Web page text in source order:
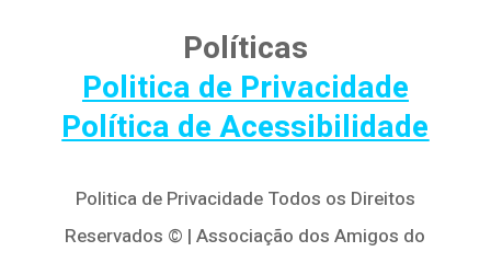
Políticas
Politica de Privacidade
Política de Acessibilidade
Politica de Privacidade Todos os Direitos
Reservados © | Associação dos Amigos do